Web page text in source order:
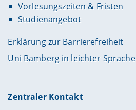
Vorlesungszeiten & Fristen
Studienangebot
Erklärung zur Barrierefreiheit
Uni Bamberg in leichter Sprache
Zentraler Kontakt